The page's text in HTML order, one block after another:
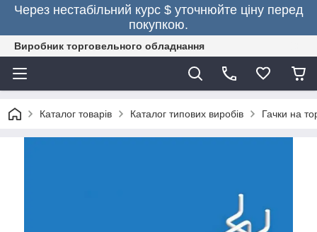
Через нестабільний курс $ уточнюйте ціну перед
покупкою.
Виробник торговельного обладнання
Каталог товарів Каталог типових виробів Гачки на